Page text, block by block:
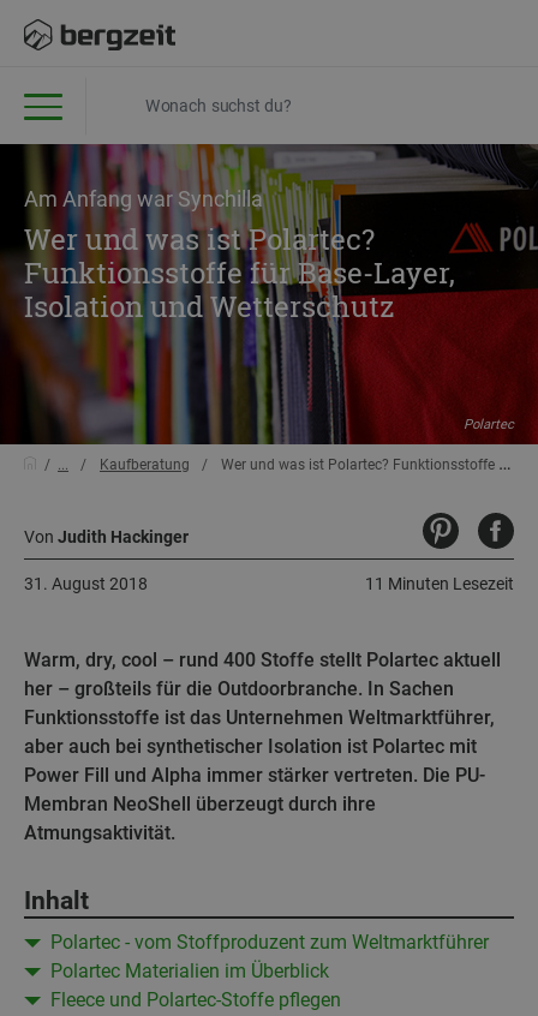
Am Anfang war Synchilla
Wer und was ist Polartec?
Funktionsstoffe für Base-Layer,
Isolation und Wetterschutz
Polartec
... Kaufberatung Wer und was ist Polartec? Funktionsstoffe für Base-Layer, Isolation und Wetterschutz
Von Judith Hackinger
11 Minuten Lesezeit
31. August 2018
Warm, dry, cool – rund 400 Stoffe stellt Polartec aktuell
her – großteils für die Outdoorbranche. In Sachen
Funktionsstoffe ist das Unternehmen Weltmarktführer,
aber auch bei synthetischer Isolation ist Polartec mit
Power Fill und Alpha immer stärker vertreten. Die PU-
Membran NeoShell überzeugt durch ihre
Atmungsaktivität.
Inhalt
Polartec - vom Stoffproduzent zum Weltmarktführer
Polartec Materialien im Überblick
Fleece und Polartec-Stoffe pflegen